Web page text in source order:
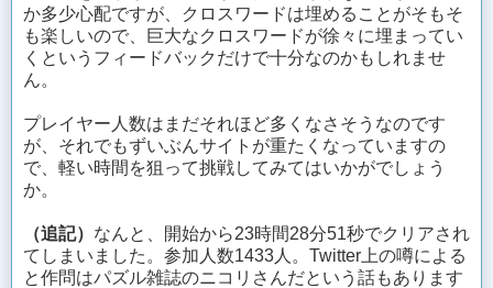
か多少心配ですが、クロスワードは埋めることがそもそ
も楽しいので、巨大なクロスワードが徐々に埋まってい
くというフィードバックだけで十分なのかもしれませ
ん。
プレイヤー人数はまだそれほど多くなさそうなのです
が、それでもずいぶんサイトが重たくなっていますの
で、軽い時間を狙って挑戦してみてはいかがでしょう
か。
（追記） なんと、開始から23時間28分51秒でクリアされ
てしまいました。参加人数1433人。Twitter上の噂による
と作問はパズル雑誌のニコリさんだという話もあります